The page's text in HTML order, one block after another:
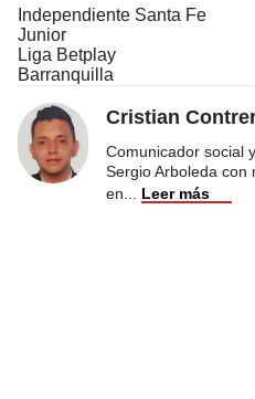
Independiente Santa Fe
Junior
Liga Betplay
Barranquilla
Cristian
Comunicador social
Sergio Arboleda con
en
Leer más